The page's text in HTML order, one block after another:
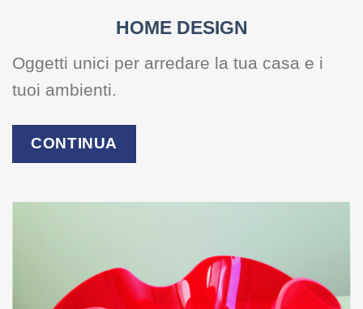
HOME DESIGN
Oggetti unici per arredare la tua casa e i
tuoi ambienti.
CONTINUA